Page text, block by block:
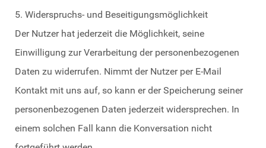
5. Widerspruchs- und Beseitigungsmöglichkeit
Der Nutzer hat jederzeit die Möglichkeit, seine
Einwilligung zur Verarbeitung der personenbezogenen
Daten zu widerrufen. Nimmt der Nutzer per E-Mail
Kontakt mit uns auf, so kann er der Speicherung seiner
personenbezogenen Daten jederzeit widersprechen. In
einem solchen Fall kann die Konversation nicht